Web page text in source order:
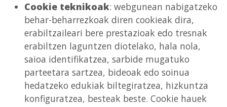
Cookie teknikoak: webgunean nabigatzeko
behar-beharrezkoak diren cookieak dira,
erabiltzaileari bere prestazioak edo tresnak
erabiltzen laguntzen diotelako, hala nola,
saioa identifikatzea, sarbide mugatuko
parteetara sartzea, bideoak edo soinua
hedatzeko edukiak biltegiratzea, hizkuntza
konfiguratzea, besteak beste. Cookie hauek